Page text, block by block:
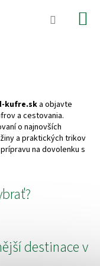
kufre.sk a objavte
a cestovania.
o najnovších
a praktických trikov
na dovolenku s
destinace v